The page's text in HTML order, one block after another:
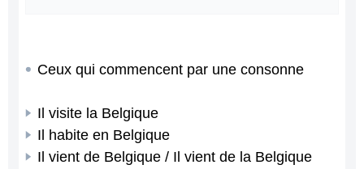
Ceux qui commencent par une consonne
Il visite la Belgique
Il habite en Belgique
Il vient de Belgique / Il vient de la Belgique